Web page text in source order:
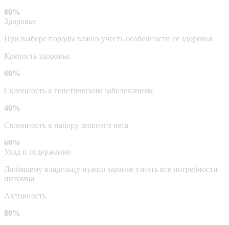
60%
Здоровье
При выборе породы важно учесть особенности ее здоровья
Крепость здоровья
60%
Склонность к генетическим заболеваниям
40%
Склонность к набору лишнего веса
60%
Уход и содержание
Любящему владельцу нужно заранее узнать все потребности
питомца
Активность
80%